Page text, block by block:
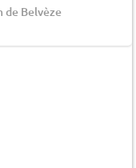
de Belvèze